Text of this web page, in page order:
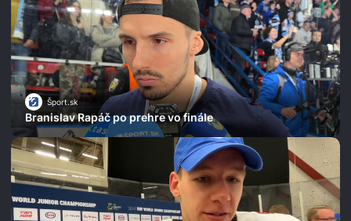
Šport.sk
Branislav Rapáč po prehre vo finále